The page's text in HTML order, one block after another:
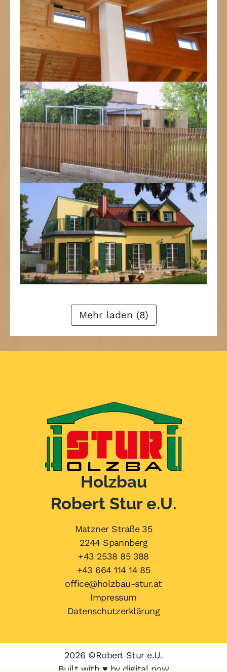
Mehr laden (8)
Holzbau
Robert Stur e.U.
Matzner Straße 35
2244 Spannberg
+43 2538 85 388
+43 664 114 14 85
office@holzbau-stur.at
Impressum
Datenschutzerklärung
2026 ©Robert Stur e.U.
Built with ♥ by digital now